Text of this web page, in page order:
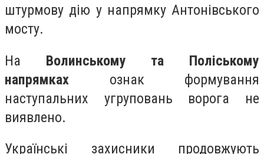
штурмову дію у напрямку Антонівського
мосту.
На Волинському та Поліському
напрямках ознак формування
наступальних угруповань ворога не
виявлено.
Українські захисники продовжують